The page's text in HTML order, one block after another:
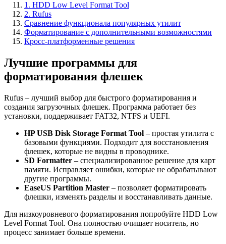
1. HDD Low Level Format Tool
2. Rufus
Сравнение функционала популярных утилит
Форматирование с дополнительными возможностями
Кросс-платформенные решения
Лучшие программы для
форматирования флешек
Rufus – лучший выбор для быстрого форматирования и
создания загрузочных флешек. Программа работает без
установки, поддерживает FAT32, NTFS и UEFI.
HP USB Disk Storage Format Tool – простая утилита с
базовыми функциями. Подходит для восстановления
флешек, которые не видны в проводнике.
SD Formatter – специализированное решение для карт
памяти. Исправляет ошибки, которые не обрабатывают
другие программы.
EaseUS Partition Master – позволяет форматировать
флешки, изменять разделы и восстанавливать данные.
Для низкоуровневого форматирования попробуйте HDD Low
Level Format Tool. Она полностью очищает носитель, но
процесс занимает больше времени.